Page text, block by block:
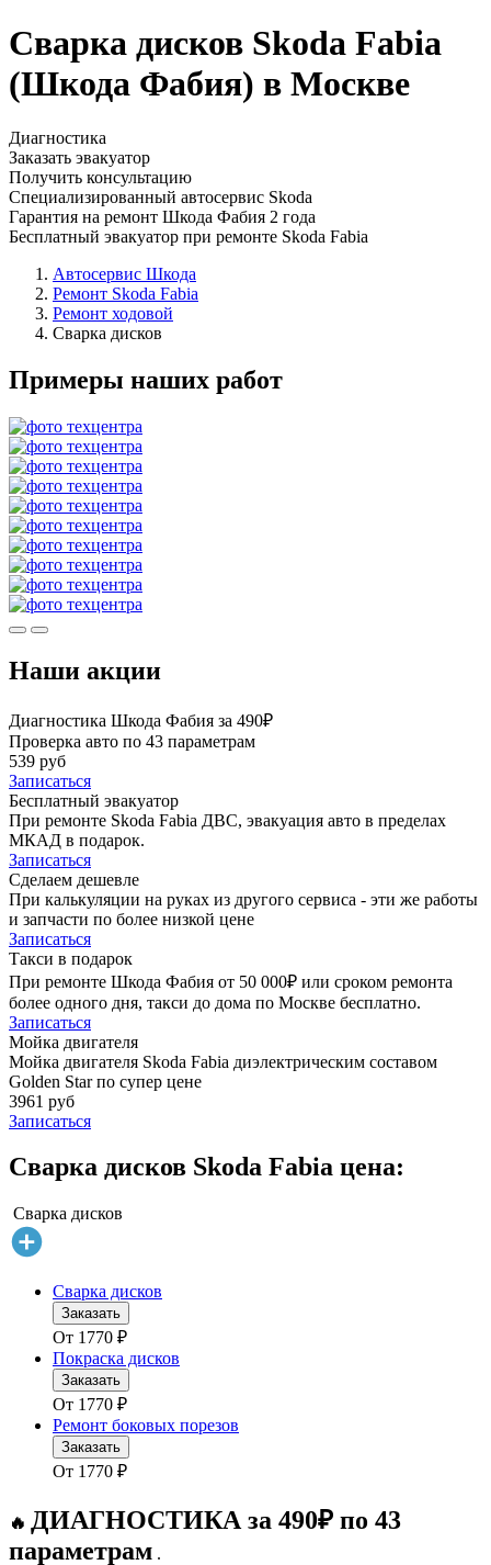
Сварка дисков Skoda Fabia
(Шкода Фабия) в Москве
Диагностика
Заказать эвакуатор
Получить консультацию
Специализированный автосервис Skoda
Гарантия на ремонт Шкода Фабия 2 года
Бесплатный эвакуатор при ремонте Skoda Fabia
Автосервис Шкода
Ремонт Skoda Fabia
Ремонт ходовой
Сварка дисков
Примеры наших работ
Наши акции
Диагностика Шкода Фабия за 490₽
Проверка авто по 43 параметрам
539 руб
Записаться
Бесплатный эвакуатор
При ремонте Skoda Fabia ДВС, эвакуация авто в пределах
МКАД в подарок.
Записаться
Сделаем дешевле
При калькуляции на руках из другого сервиса - эти же работы
и запчасти по более низкой цене
Записаться
Такси в подарок
При ремонте Шкода Фабия от 50 000₽ или сроком ремонта
более одного дня, такси до дома по Москве бесплатно.
Записаться
Мойка двигателя
Мойка двигателя Skoda Fabia диэлектрическим составом
Golden Star по супер цене
3961 руб
Записаться
Сварка дисков Skoda Fabia цена:
Сварка дисков
Сварка дисков
Заказать
От 1770 ₽
Покраска дисков
Заказать
От 1770 ₽
Ремонт боковых порезов
Заказать
От 1770 ₽
🔥 ДИАГНОСТИКА за 490₽ по 43
параметрам .